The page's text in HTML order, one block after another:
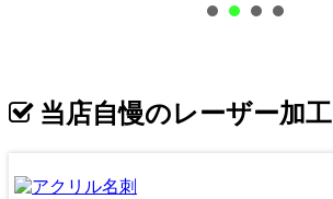
当店自慢のレーザー加工